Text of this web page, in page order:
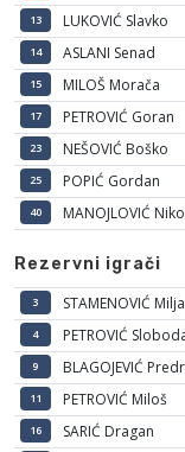
13 LUKOVIĆ Slavko
14 ASLANI Senad
15 MILOŠ Morača
17 PETROVIĆ Goran
23 NEŠOVIĆ Boško
25 POPIĆ Gordan
40 MANOJLOVIĆ
Rezervni igrači
3 STAMENOVIĆ
4 PETROVIĆ
9 BLAGOJEVIĆ
11 PETROVIĆ Miloš
16 SARIĆ Dragan